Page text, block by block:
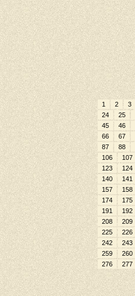
1 2
3
24
25
45
46
66
67
87
88
106
107
123
124
140
141
157
158
174
175
191
192
208
209
225
226
242
243
259
260
276
277